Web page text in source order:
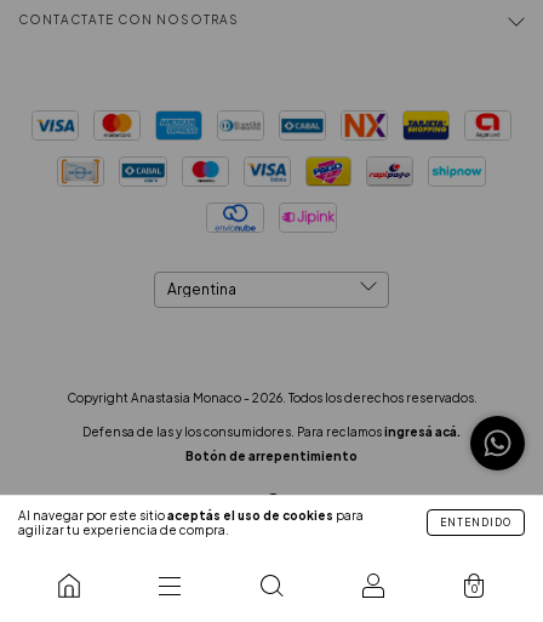
Al navegar por este sitioaceptás el uso de cookies para
agilizar tu experiencia de compra.
ENTENDIDO
0
CONTACTATE CON NOSOTRAS
Copyright Anastasia Monaco - 2026. Todos los derechos reservados.
Defensa de las y los consumidores. Para reclamosingresá acá.
Botón de arrepentimiento